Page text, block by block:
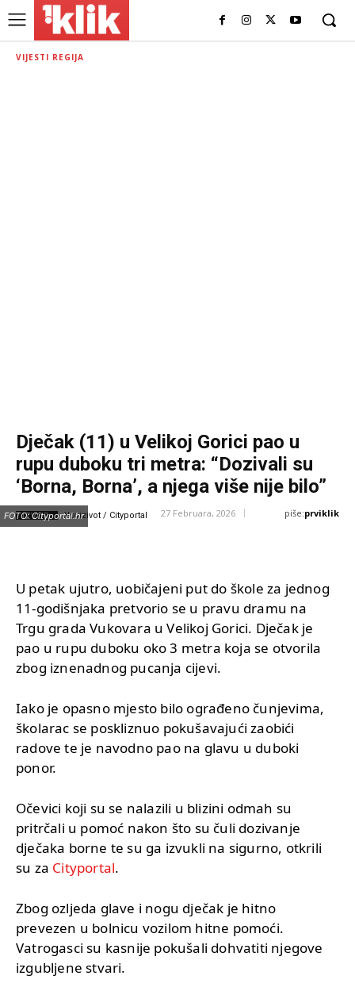
VIJESTI REGIJA
Dječak (11) u Velikoj Gorici pao u
rupu duboku tri metra: “Dozivali su
‘Borna, Borna’, a njega više nije bilo”
IZVOR: Novizivot / Cityportal 27 Februara, 2026 piše:prviklik
FOTO: Cityportal.hr
U petak ujutro, uobičajeni put do škole za jednog
11-godišnjaka pretvorio se u pravu dramu na
Trgu grada Vukovara u Velikoj Gorici. Dječak je
pao u rupu duboku oko 3 metra koja se otvorila
zbog iznenadnog pucanja cijevi.
Iako je opasno mjesto bilo ograđeno čunjevima,
školarac se poskliznuo pokušavajući zaobići
radove te je navodno pao na glavu u duboki
ponor.
Očevici koji su se nalazili u blizini odmah su
pritrčali u pomoć nakon što su čuli dozivanje
dječaka borne te su ga izvukli na sigurno, otkrili
su za Cityportal.
Zbog ozljeda glave i nogu dječak je hitno
prevezen u bolnicu vozilom hitne pomoći.
Vatrogasci su kasnije pokušali dohvatiti njegove
izgubljene stvari.